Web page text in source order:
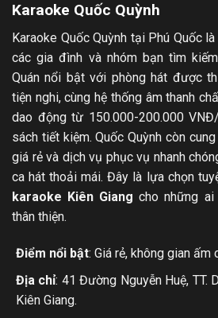
Karaoke Quốc Quỳnh
Karaoke Quốc Quỳnh tại Phú Quốc
các gia đình và nhóm bạn tìm
Quán nổi bật với phòng hát được
tiện nghi, cùng hệ thống âm thanh
dao động từ 150.000-200.000
sách tiết kiệm. Quốc Quỳnh còn
giá rẻ và dịch vụ phục vụ nhanh
ca hát thoải mái. Đây là lựa chọn
karaoke Kiên Giang cho những
thân thiện.
Điểm nổi bật: Giá rẻ, không gian ấm
Địa chỉ: 41 Đường Nguyễn Huệ, TT.
Kiên Giang.